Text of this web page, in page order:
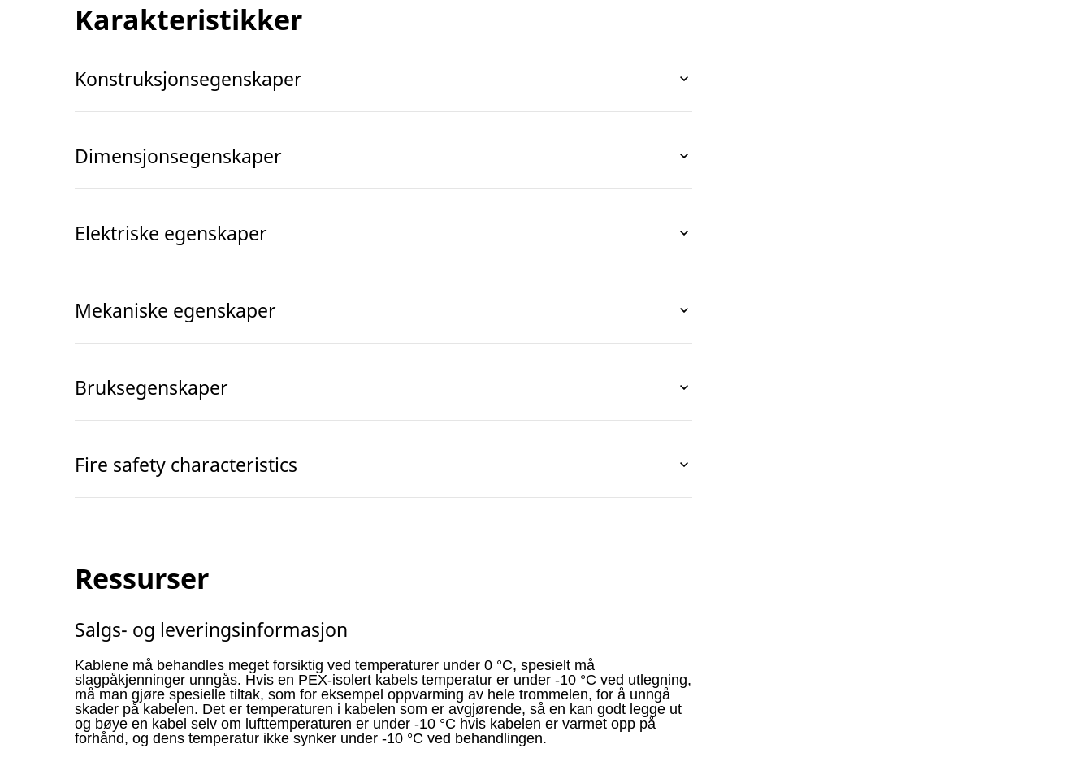
Karakteristikker
Konstruksjonsegenskaper
Dimensjonsegenskaper
Elektriske egenskaper
Mekaniske egenskaper
Bruksegenskaper
Fire safety characteristics
Ressurser
Salgs- og leveringsinformasjon
Kablene må behandles meget forsiktig ved temperaturer under 0 °C, spesielt må
slagpåkjenninger unngås. Hvis en PEX-isolert kabels temperatur er under -10 °C ved utlegning,
må man gjøre spesielle tiltak, som for eksempel oppvarming av hele trommelen, for å unngå
skader på kabelen. Det er temperaturen i kabelen som er avgjørende, så en kan godt legge ut
og bøye en kabel selv om lufttemperaturen er under -10 °C hvis kabelen er varmet opp på
forhånd, og dens temperatur ikke synker under -10 °C ved behandlingen.